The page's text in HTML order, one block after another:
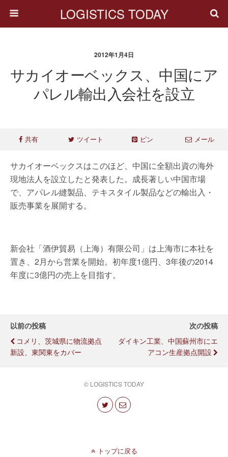
LOGISTICS TODAY
2012年1月4日
サカイオーベックス、中国にア
パレル輸出入会社を設立
共有 ツイート ピン メール
サカイオーベックスはこのほど、中国に全額出資の海外
現地法人を設立したと発表した。成長著しい中国市場
で、アパレル縫製品、テキスタイル製品などの輸出入・
販売事業を展開する。
新会社「酒伊貿易（上海）有限公司」は上海市に本社を
置き、2月から営業を開始。初年度1億円、3年後の2014
年度に3億円の売上を目指す。
以前の投稿
コメリ、茨城県に物流拠点
新設、東関東をカバー
次の投稿
ダイキン工業、中国蘇州市にエ
アコン生産拠点開設
© LOGISTICS TODAY
トップに戻る